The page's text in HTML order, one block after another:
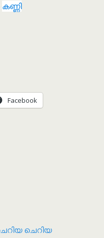
കണ്ണി
Facebook